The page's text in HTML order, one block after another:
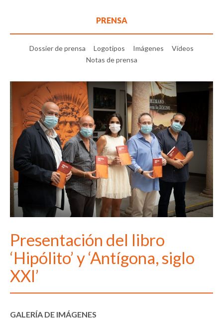
PRENSA
Dossier de prensa Logotipos Imágenes
Vídeos
Notas de prensa
Presentación del libro
‘Hipólito’ y ‘Antígona, siglo
XXI’
GALERÍA DE IMÁGENES